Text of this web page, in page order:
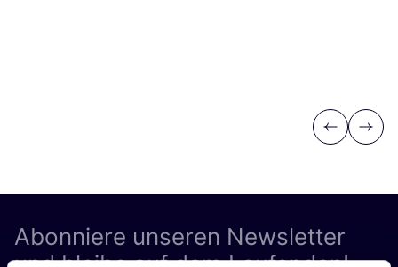
Previous
Next
Abonniere unseren Newsletter